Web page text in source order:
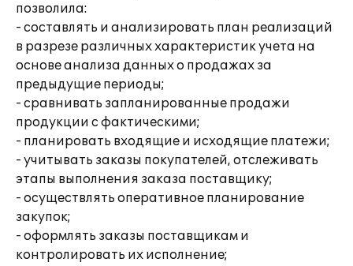
позволила:
- составлять и анализировать план реализаций
в разрезе различных характеристик учета на
основе анализа данных о продажах за
предыдущие периоды;
- сравнивать запланированные продажи
продукции с фактическими;
- планировать входящие и исходящие платежи;
- учитывать заказы покупателей, отслеживать
этапы выполнения заказа поставщику;
- осуществлять оперативное планирование
закупок;
- оформлять заказы поставщикам и
контролировать их исполнение;